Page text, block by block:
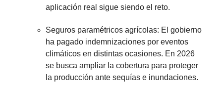
aplicación real sigue siendo el reto.
Seguros paramétricos agrícolas: El gobierno
ha pagado indemnizaciones por eventos
climáticos en distintas ocasiones. En 2026
se busca ampliar la cobertura para proteger
la producción ante sequías e inundaciones.